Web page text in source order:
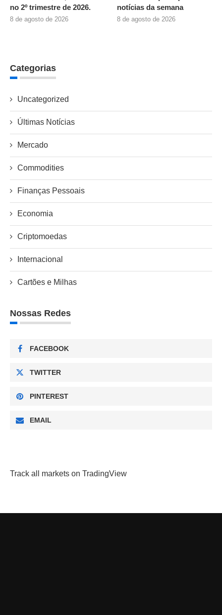
no 2º trimestre de 2026.
8 de agosto de 2026
notícias da semana
8 de agosto de 2026
Categorias
Uncategorized
Últimas Notícias
Mercado
Commodities
Finanças Pessoais
Economia
Criptomoedas
Internacional
Cartões e Milhas
Nossas Redes
FACEBOOK
TWITTER
PINTEREST
EMAIL
Track all markets on TradingView